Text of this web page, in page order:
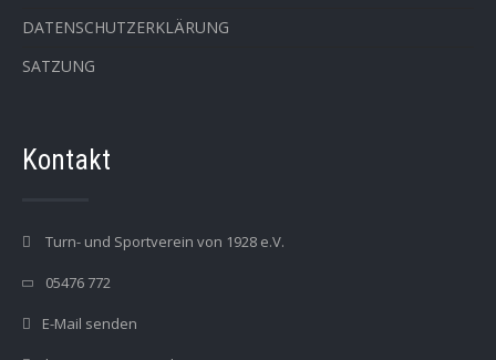
DATENSCHUTZERKLÄRUNG
SATZUNG
Kontakt
Turn- und Sportverein von 1928 e.V.
05476 772
E-Mail senden